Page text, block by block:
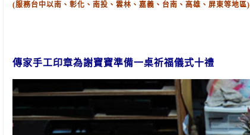
(服務台中以南、彰化、南投、雲林、嘉義、台南、高雄、屏東等地區)
傳家手工印章為謝寶寶準備一桌祈福儀式十禮